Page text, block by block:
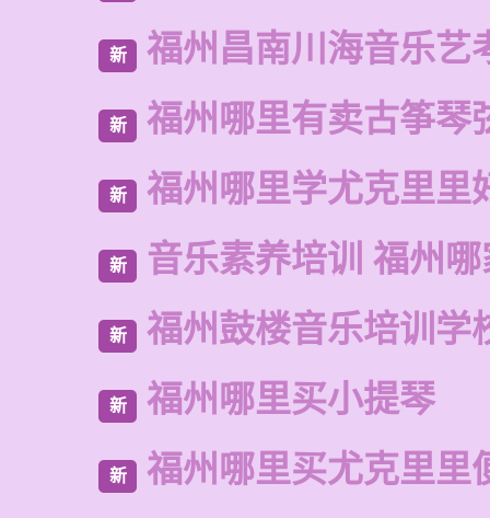
新 福州昌南川海音乐艺
新 福州哪里有卖古筝琴
新 福州哪里学尤克里里
新 音乐素养培训 福州
新 福州鼓楼音乐培训学
新 福州哪里买小提琴
新 福州哪里买尤克里里